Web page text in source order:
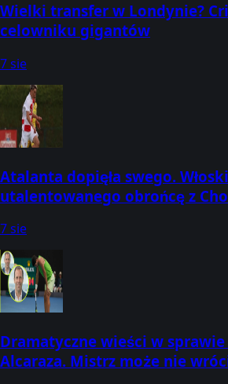
Wielki transfer w Londynie?
celowniku gigantów
7 sie
Atalanta dopięła swego.
utalentowanego obrońcę z
7 sie
Dramatyczne wieści w sprawie
Alcaraza. Mistrz może nie